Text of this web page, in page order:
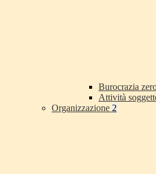
Burocrazia
Attività
Organizzazione 2